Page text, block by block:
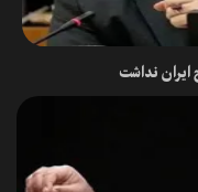
نداشت